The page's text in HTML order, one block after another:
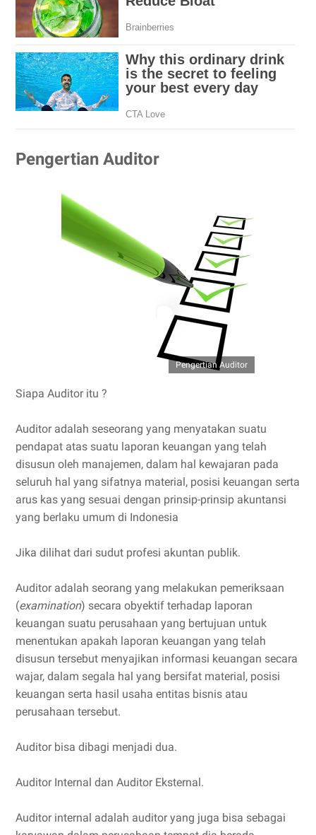
Pengertian Auditor
Pengertian Auditor
Siapa Auditor itu ?
Auditor adalah seseorang yang menyatakan suatu
pendapat atas suatu laporan keuangan yang telah
disusun oleh manajemen, dalam hal kewajaran pada
seluruh hal yang sifatnya material, posisi keuangan serta
arus kas yang sesuai dengan prinsip-prinsip akuntansi
yang berlaku umum di Indonesia
Jika dilihat dari sudut profesi akuntan publik.
Auditor adalah seorang yang melakukan pemeriksaan
(examination) secara obyektif terhadap laporan
keuangan suatu perusahaan yang bertujuan untuk
menentukan apakah laporan keuangan yang telah
disusun tersebut menyajikan informasi keuangan secara
wajar, dalam segala hal yang bersifat material, posisi
keuangan serta hasil usaha entitas bisnis atau
perusahaan tersebut.
Auditor bisa dibagi menjadi dua.
Auditor Internal dan Auditor Eksternal.
Auditor internal adalah auditor yang juga bisa sebagai